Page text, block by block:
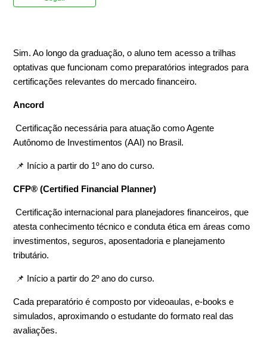
Sim. Ao longo da graduação, o aluno tem acesso a trilhas
optativas que funcionam como preparatórios integrados para
certificações relevantes do mercado financeiro.
Ancord
Certificação necessária para atuação como Agente
Autônomo de Investimentos (AAI) no Brasil.
📌 Início a partir do 1º ano do curso.
CFP® (Certified Financial Planner)
Certificação internacional para planejadores financeiros, que
atesta conhecimento técnico e conduta ética em áreas como
investimentos, seguros, aposentadoria e planejamento
tributário.
📌 Início a partir do 2º ano do curso.
Cada preparatório é composto por videoaulas, e-books e
simulados, aproximando o estudante do formato real das
avaliações.